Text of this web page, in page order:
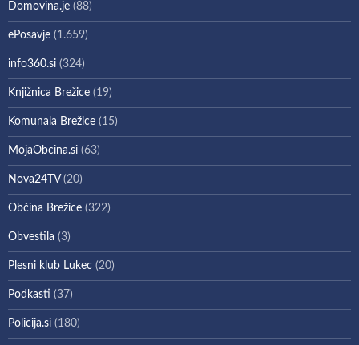
Domovina.je (88)
ePosavje (1.659)
info360.si (324)
Knjižnica Brežice (19)
Komunala Brežice (15)
MojaObcina.si (63)
Nova24TV(20)
Občina Brežice (322)
Obvestila (3)
Plesni klub Lukec (20)
Podkasti (37)
Policija.si (180)